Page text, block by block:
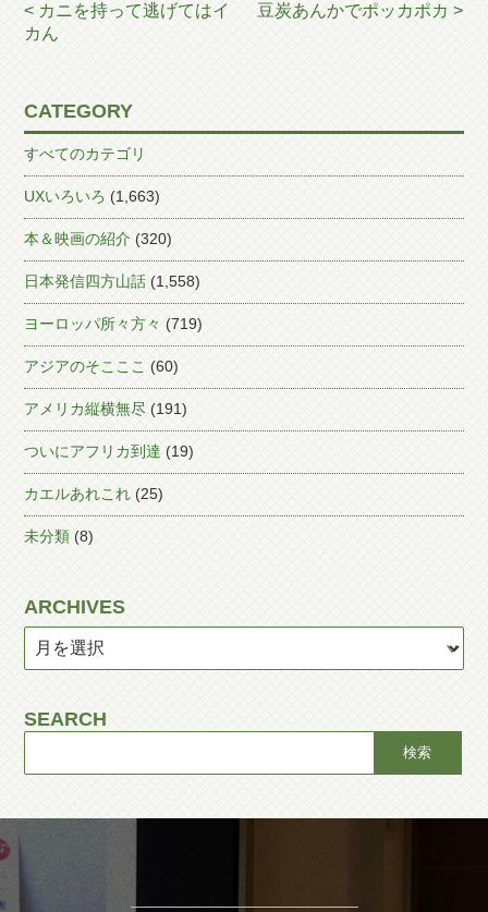
< カニを持って逃げてはイ
カん
豆炭あんかでポッカポカ >
CATEGORY
すべてのカテゴリ
UXいろいろ (1,663)
本＆映画の紹介 (320)
日本発信四方山話 (1,558)
ヨーロッパ所々方々 (719)
アジアのそこここ (60)
アメリカ縦横無尽 (191)
ついにアフリカ到達 (19)
カエルあれこれ (25)
未分類 (8)
ARCHIVES
SEARCH